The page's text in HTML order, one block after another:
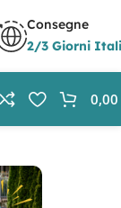
Consegne
2/3 Giorni
0,00